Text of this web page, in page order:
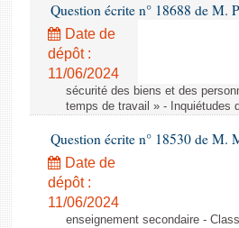
Question écrite n° 18688 de M.
Date de
dépôt :
11/06/2024
sécurité des biens et des
temps de travail » - Inquiétudes
Question écrite n° 18530 de M.
Date de
dépôt :
11/06/2024
enseignement secondaire -